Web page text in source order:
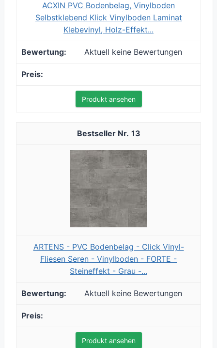
ACXIN PVC Bodenbelag, Vinylboden
Selbstklebend Klick Vinylboden Laminat
Klebevinyl, Holz-Effekt...
Aktuell keine Bewertungen
Produkt ansehen
13
ARTENS - PVC Bodenbelag - Click Vinyl-
Fliesen Seren - Vinylboden - FORTE -
Steineffekt - Grau -...
Aktuell keine Bewertungen
Produkt ansehen